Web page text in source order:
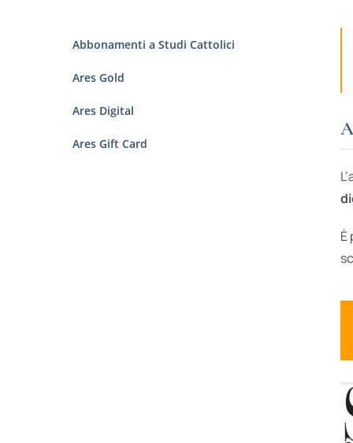
È
Abbonamenti a Studi Cattolici
Ares Gold
Ares Digital
Ares Gift Card